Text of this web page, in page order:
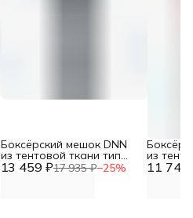
13 459 ₽17 935 ₽−25%
Боксёрский мешок DNN
из тентовой ткани тип
Гильза (МБТГ-14: диаметр 11 742
из
Гильза